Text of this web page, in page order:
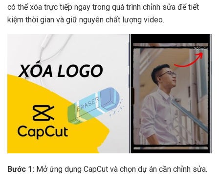
có thể xóa trực tiếp ngay trong quá trình chỉnh sửa để tiết
kiệm thời gian và giữ nguyên chất lượng video.
Bước 1: Mở ứng dụng CapCut và chọn dự án cần chỉnh sửa.